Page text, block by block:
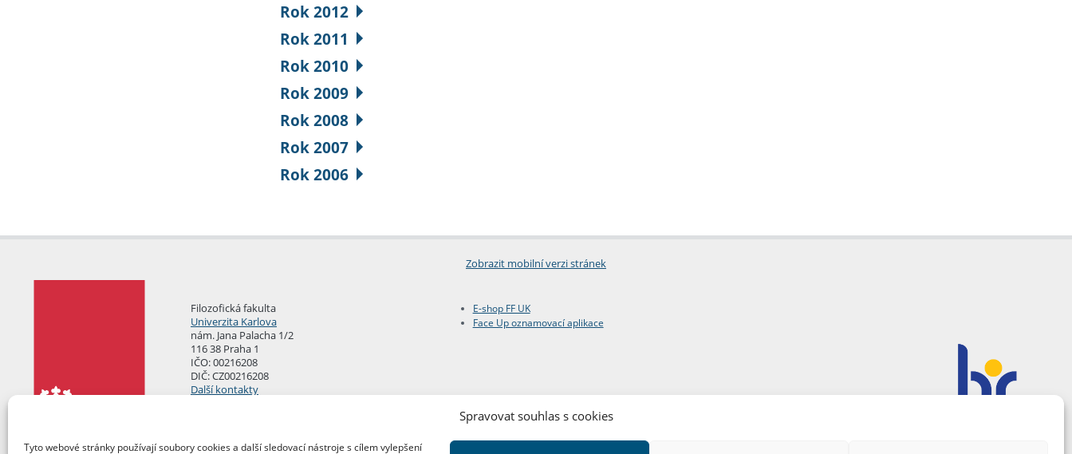
Spravovat souhlas s cookies
Tyto webové stránky používají soubory cookies a další sledovací nástroje s cílem vylepšení
Rok 2012
Rok 2011
Rok 2010
Rok 2009
Rok 2008
Rok 2007
Rok 2006
Zobrazit mobilní verzi stránek
Filozofická fakulta
Univerzita Karlova
nám. Jana Palacha 1/2
116 38 Praha 1
IČO: 00216208
DIČ: CZ00216208
Další kontakty
E-shop FF UK
Face Up oznamovací aplikace